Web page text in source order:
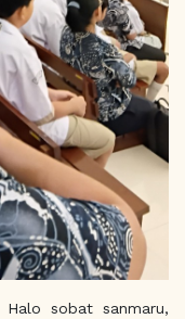
Halo sobat sanmaru,